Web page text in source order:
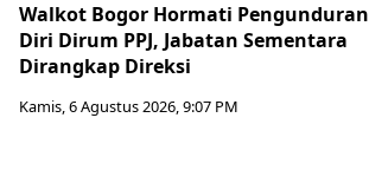
Walkot Bogor Hormati Pengunduran
Diri Dirum PPJ, Jabatan Sementara
Dirangkap Direksi
Kamis, 6 Agustus 2026, 9:07 PM